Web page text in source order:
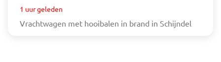
1 uur geleden
Vrachtwagen met hooibalen in brand in Schijndel